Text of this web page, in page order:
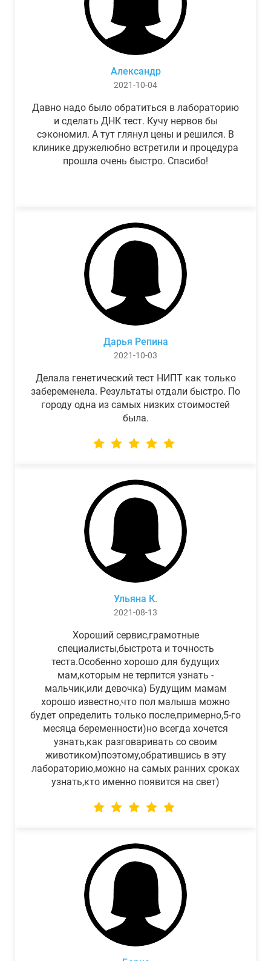
Александр
2021-10-04
Давно надо было обратиться в лабораторию
и сделать ДНК тест. Кучу нервов бы
сэкономил. А тут глянул цены и решился. В
клинике дружелюбно встретили и процедура
прошла очень быстро. Спасибо!
Дарья Репина
2021-10-03
Делала генетический тест НИПТ как только
забеременела. Результаты отдали быстро. По
городу одна из самых низких стоимостей
была.
Ульяна К.
2021-08-13
Хороший сервис,грамотные
специалисты,быстрота и точность
теста.Особенно хорошо для будущих
мам,которым не терпится узнать -
мальчик,или девочка) Будущим мамам
хорошо известно,что пол малыша можно
будет определить только после,примерно,5-го
месяца беременности)но всегда хочется
узнать,как разговаривать со своим
животиком)поэтому,обратившись в эту
лабораторию,можно на самых ранних сроках
узнать,кто именно появится на свет)